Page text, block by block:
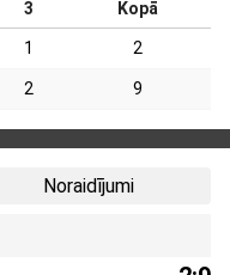
3 Kopā
1 2
2 9
Noraidījumi